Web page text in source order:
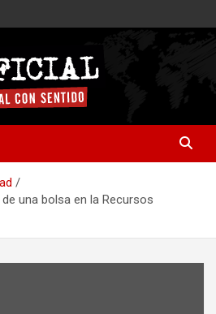
una bolsa en la Recursos